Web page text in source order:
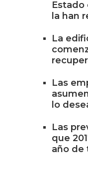
Estado
la han
La
Las
lo
Las
que
año de